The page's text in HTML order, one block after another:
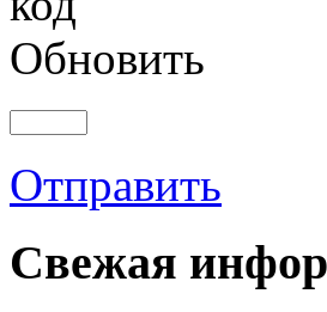
Обновить
Отправить
Свежая